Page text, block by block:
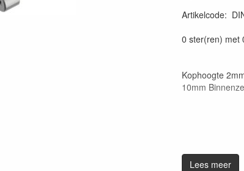
Artikelcode:
0 ster(ren) met
Kophoogte
10mm
Lees meer